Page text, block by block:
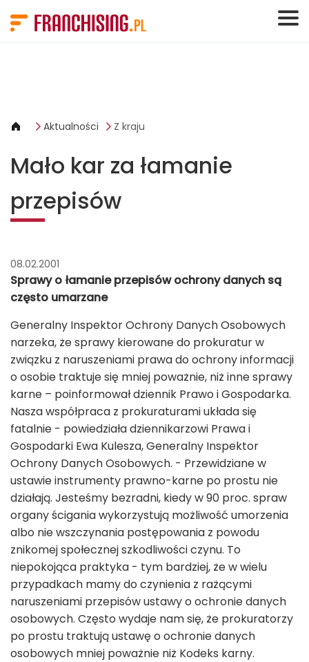
Aktualności Z kraju
Mało kar za łamanie
przepisów
08.02.2001
Sprawy o łamanie przepisów ochrony danych są
często umarzane
Generalny Inspektor Ochrony Danych Osobowych
narzeka, że sprawy kierowane do prokuratur w
związku z naruszeniami prawa do ochrony informacji
o osobie traktuje się mniej poważnie, niż inne sprawy
karne – poinformował dziennik Prawo i Gospodarka.
Nasza współpraca z prokuraturami układa się
fatalnie - powiedziała dziennikarzowi Prawa i
Gospodarki Ewa Kulesza, Generalny Inspektor
Ochrony Danych Osobowych. - Przewidziane w
ustawie instrumenty prawno-karne po prostu nie
działają. Jesteśmy bezradni, kiedy w 90 proc. spraw
organy ścigania wykorzystują możliwość umorzenia
albo nie wszczynania postępowania z powodu
znikomej społecznej szkodliwości czynu. To
niepokojąca praktyka - tym bardziej, że w wielu
przypadkach mamy do czynienia z rażącymi
naruszeniami przepisów ustawy o ochronie danych
osobowych. Często wydaje nam się, że prokuratorzy
po prostu traktują ustawę o ochronie danych
osobowych mniej poważnie niż Kodeks karny.